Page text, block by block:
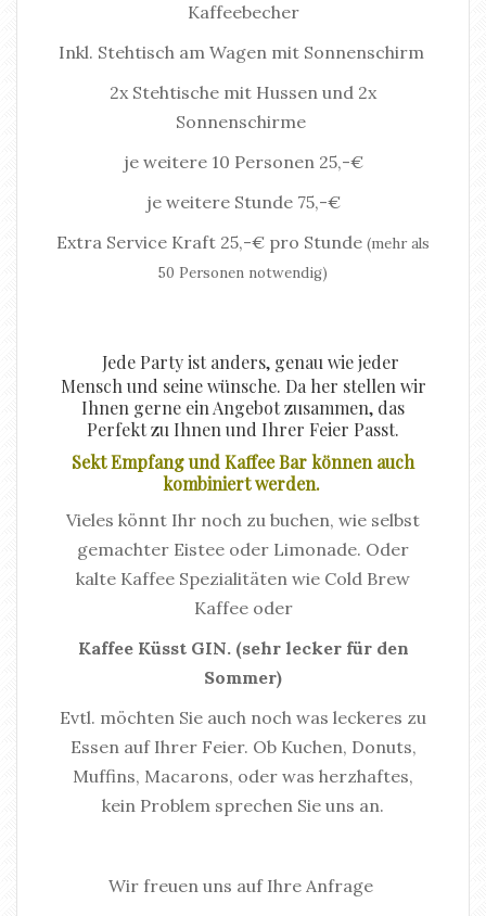
Kaffeebecher
Inkl. Stehtisch am Wagen mit Sonnenschirm
2x Stehtische mit Hussen und 2x
Sonnenschirme
je weitere 10 Personen 25,-€
je weitere Stunde 75,-€
Extra Service Kraft 25,-€ pro Stunde (mehr als
50 Personen notwendig)
Jede Party ist anders, genau wie jeder
Mensch und seine wünsche. Da her stellen wir
Ihnen gerne ein Angebot zusammen, das
Perfekt zu Ihnen und Ihrer Feier Passt.
Sekt Empfang und Kaffee Bar können auch
kombiniert werden.
Vieles könnt Ihr noch zu buchen, wie selbst
gemachter Eistee oder Limonade. Oder
kalte Kaffee Spezialitäten wie Cold Brew
Kaffee oder
Kaffee Küsst GIN. (sehr lecker für den
Sommer)
Evtl. möchten Sie auch noch was leckeres zu
Essen auf Ihrer Feier. Ob Kuchen, Donuts,
Muffins, Macarons, oder was herzhaftes,
kein Problem sprechen Sie uns an.
Wir freuen uns auf Ihre Anfrage